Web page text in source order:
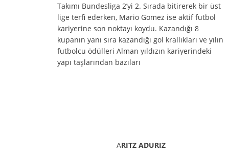
Takımı Bundesliga 2’yi 2. Sırada bitirerek bir üst
lige terfi ederken, Mario Gomez ise aktif futbol
kariyerine son noktayı koydu. Kazandığı 8
kupanın yanı sıra kazandığı gol krallıkları ve yılın
futbolcu ödülleri Alman yıldızın kariyerindeki
yapı taşlarından bazıları
ARITZ ADURIZ